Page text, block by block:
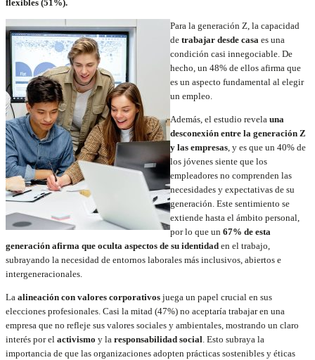
flexibles (51%).
Para la generación Z, la capacidad
de trabajar desde casa es una
condición casi innegociable. De
hecho, un 48% de ellos afirma que
es un aspecto fundamental al elegir
un empleo.
Además, el estudio revela una
desconexión entre la generación Z
y las empresas, y es que un 40% de
los jóvenes siente que los
empleadores no comprenden las
necesidades y expectativas de su
generación. Este sentimiento se
extiende hasta el ámbito personal,
por lo que un 67% de esta
generación afirma que oculta aspectos de su identidad en el trabajo,
subrayando la necesidad de entornos laborales más inclusivos, abiertos e
intergeneracionales.
La alineación con valores corporativos juega un papel crucial en sus
elecciones profesionales. Casi la mitad (47%) no aceptaría trabajar en una
empresa que no refleje sus valores sociales y ambientales, mostrando un claro
interés por el activismo y la responsabilidad social. Esto subraya la
importancia de que las organizaciones adopten prácticas sostenibles y éticas